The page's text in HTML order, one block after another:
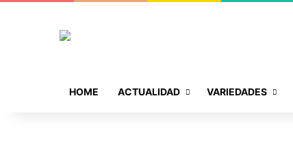
HOME ACTUALIDAD VARIEDADES